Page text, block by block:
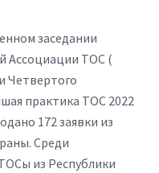
заседании
Ассоциации ТОС (
Четвертого
практика ТОС 2022
172 заявки из
Среди
из Республики